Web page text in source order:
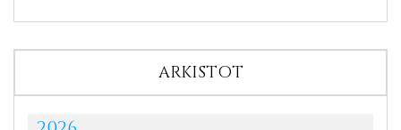
ARKISTOT